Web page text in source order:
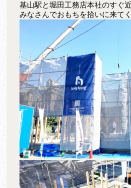
基山駅と堀田工務店本社のすぐ
みなさんでおもちを拾いに来て